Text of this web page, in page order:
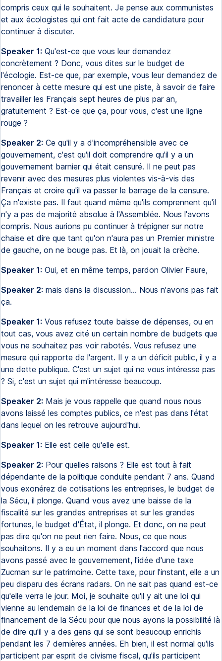
compris ceux qui le souhaitent. Je pense aux communistes
et aux écologistes qui ont fait acte de candidature pour
continuer à discuter.
Speaker 1: Qu'est-ce que vous leur demandez
concrètement ? Donc, vous dites sur le budget de
l'écologie. Est-ce que, par exemple, vous leur demandez de
renoncer à cette mesure qui est une piste, à savoir de faire
travailler les Français sept heures de plus par an,
gratuitement ? Est-ce que ça, pour vous, c'est une ligne
rouge ?
Speaker 2: Ce qu'il y a d'incompréhensible avec ce
gouvernement, c'est qu'il doit comprendre qu'il y a un
gouvernement barnier qui était censuré. Il ne peut pas
revenir avec des mesures plus violentes vis-à-vis des
Français et croire qu'il va passer le barrage de la censure.
Ça n'existe pas. Il faut quand même qu'ils comprennent qu'il
n'y a pas de majorité absolue à l'Assemblée. Nous l'avons
compris. Nous aurions pu continuer à trépigner sur notre
chaise et dire que tant qu'on n'aura pas un Premier ministre
de gauche, on ne bouge pas. Et là, on jouait la crèche.
Speaker 1: Oui, et en même temps, pardon Olivier Faure,
Speaker 2: mais dans la discussion... Nous n'avons pas fait
ça.
Speaker 1: Vous refusez toute baisse de dépenses, ou en
tout cas, vous avez cité un certain nombre de budgets que
vous ne souhaitez pas voir rabotés. Vous refusez une
mesure qui rapporte de l'argent. Il y a un déficit public, il y a
une dette publique. C'est un sujet qui ne vous intéresse pas
? Si, c'est un sujet qui m'intéresse beaucoup.
Speaker 2: Mais je vous rappelle que quand nous nous
avons laissé les comptes publics, ce n'est pas dans l'état
dans lequel on les retrouve aujourd'hui.
Speaker 1: Elle est celle qu'elle est.
Speaker 2: Pour quelles raisons ? Elle est tout à fait
dépendante de la politique conduite pendant 7 ans. Quand
vous exonérez de cotisations les entreprises, le budget de
la Sécu, il plonge. Quand vous avez une baisse de la
fiscalité sur les grandes entreprises et sur les grandes
fortunes, le budget d'État, il plonge. Et donc, on ne peut
pas dire qu'on ne peut rien faire. Nous, ce que nous
souhaitons. Il y a eu un moment dans l'accord que nous
avons passé avec le gouvernement, l'idée d'une taxe
Zucman sur le patrimoine. Cette taxe, pour l'instant, elle a un
peu disparu des écrans radars. On ne sait pas quand est-ce
qu'elle verra le jour. Moi, je souhaite qu'il y ait une loi qui
vienne au lendemain de la loi de finances et de la loi de
financement de la Sécu pour que nous ayons la possibilité là
de dire qu'il y a des gens qui se sont beaucoup enrichis
pendant les 7 dernières années. Eh bien, il est normal qu'ils
participent par esprit de civisme fiscal, qu'ils participent